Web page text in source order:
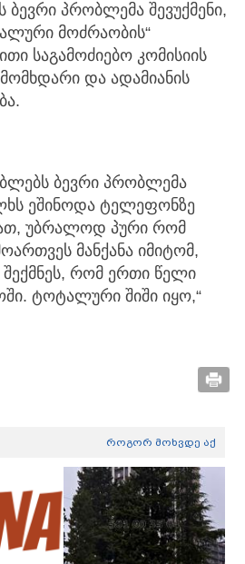
პრობლემა შევუქმენი,
მოძრაობის“
საგამოძიებო კომისიის
და ადამიანის
ბევრი პრობლემა
ეშინოდა ტელეფონზე
უბრალოდ პური რომ
მანქანა იმიტომ,
რომ ერთი წელი
ტოტალური შიში იყო,“
როგორ მოხვდე აქ